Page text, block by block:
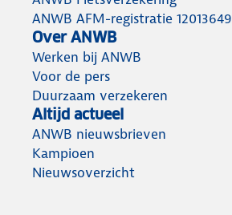
ANWB AFM-registratie 12013649
Over ANWB
Werken bij ANWB
Voor de pers
Duurzaam verzekeren
Altijd actueel
ANWB nieuwsbrieven
Kampioen
Nieuwsoverzicht